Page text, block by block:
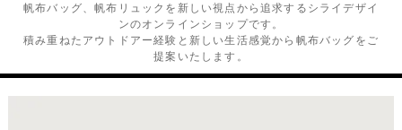
帆布バッグ、帆布リュックを新しい視点から追求するシライデザイ
ンのオンラインショップです。
積み重ねたアウトドアー経験と新しい生活感覚から帆布バッグをご
提案いたします。